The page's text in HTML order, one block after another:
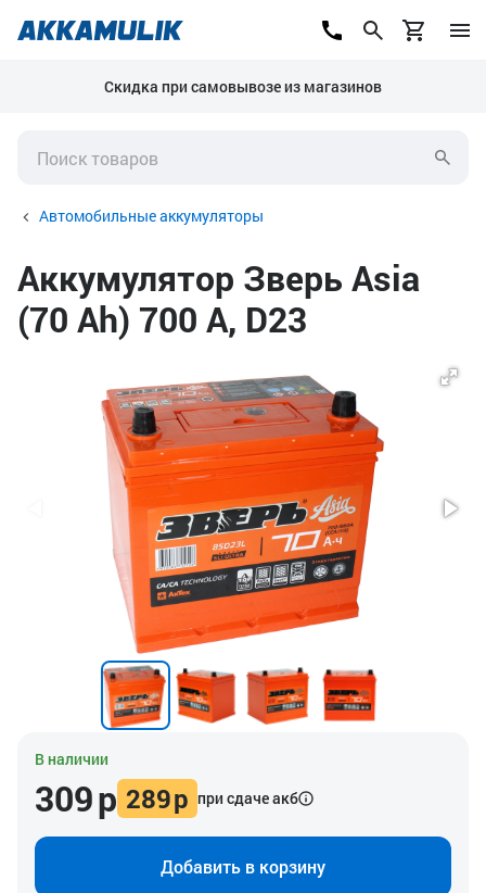
Скидка при самовывозе из магазинов
Автомобильные аккумуляторы
Аккумулятор Зверь Asia
(70 Ah) 700 А, D23
В наличии
309р 289р при сдаче акб
Добавить в корзину